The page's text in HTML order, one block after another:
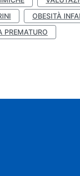
OBESITÀ
PREMATURO